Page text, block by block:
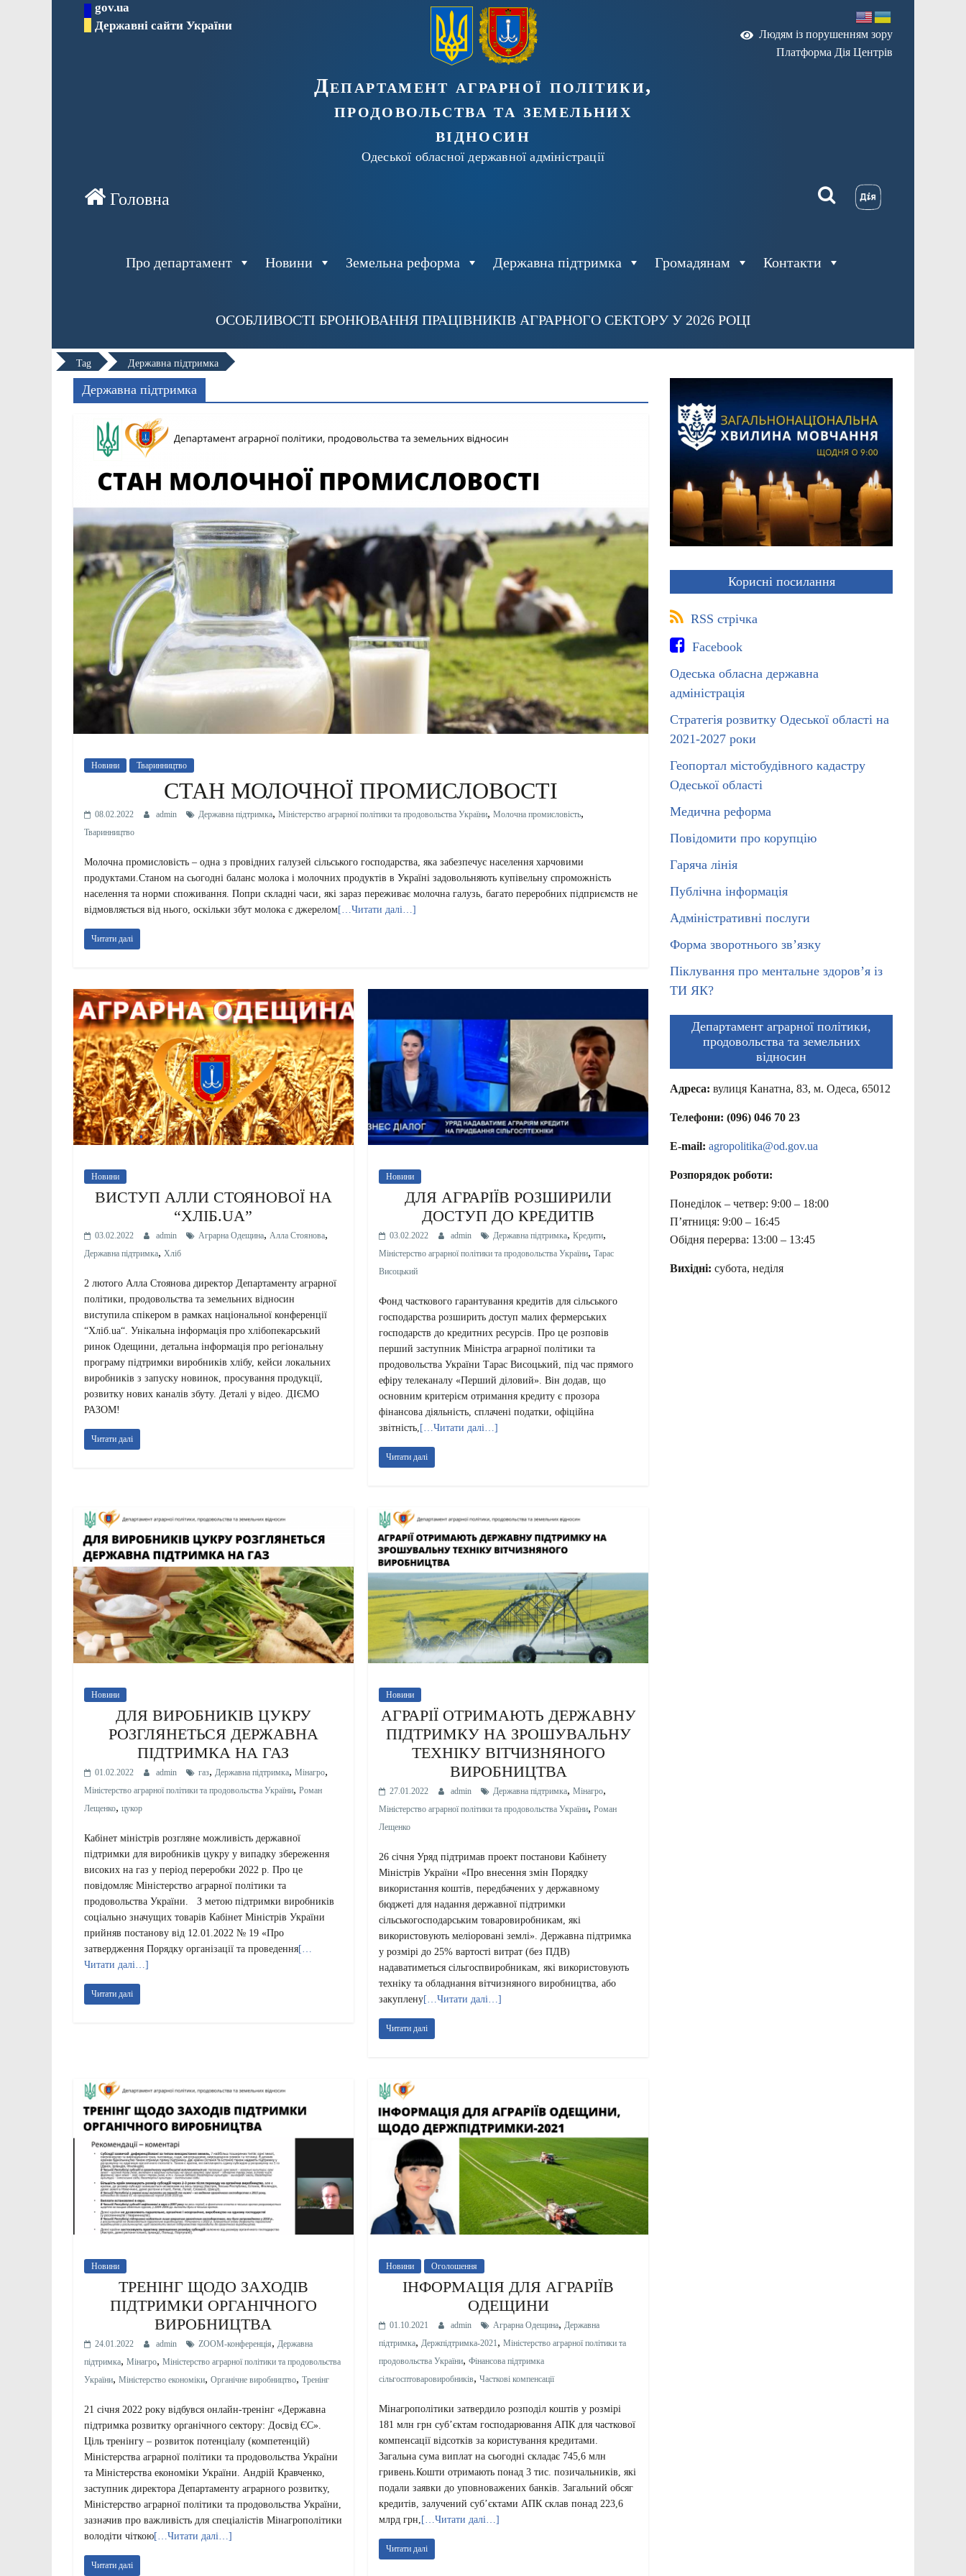
gov.ua
Державні сайти України
Департамент аграрної політики,
продовольства та земельних
відносин
Одеської обласної державної адміністрації
Людям із порушенням зору
Платформа Дія Центрів
Про департамент Новини Земельна реформа Державна підтримка Громадянам Контакти
ОСОБЛИВОСТІ БРОНЮВАННЯ ПРАЦІВНИКІВ АГРАРНОГО СЕКТОРУ У 2026 РОЦІ
Tag Державна підтримка
Державна підтримка
Новини Тваринництво
СТАН МОЛОЧНОЇ ПРОМИСЛОВОСТІ
08.02.2022 admin Державна підтримка, Міністерство аграрної політики та продовольства України, Молочна промисловість,
Тваринництво
Молочна промисловість – одна з провідних галузей сільського господарства, яка забезпечує населення харчовими
продуктами.Станом на сьогодні баланс молока і молочних продуктів в Україні задовольняють купівельну спроможність
населення та норми споживання. Попри складні часи, які зараз переживає молочна галузь, багато переробних підприємств не
відмовляється від нього, оскільки збут молока є джерелом[…Читати далі…]
Читати далі
Новини
ВИСТУП АЛЛИ СТОЯНОВОЇ НА
“ХЛІБ.UA”
03.02.2022 admin Аграрна Одещина, Алла Стоянова,
Державна підтримка, Хліб
2 лютого Алла Стоянова директор Департаменту аграрної
політики, продовольства та земельних відносин
виступила спікером в рамках національної конференції
“Хліб.ua“. Унікальна інформація про хлібопекарський
ринок Одещини, детальна інформація про регіональну
програму підтримки виробників хлібу, кейси локальних
виробників з запуску новинок, просування продукції,
розвитку нових каналів збуту. Деталі у відео. ДІЄМО
РАЗОМ!
Читати далі
Новини
ДЛЯ АГРАРІЇВ РОЗШИРИЛИ
ДОСТУП ДО КРЕДИТІВ
03.02.2022 admin Державна підтримка,Кредити,
Міністерство аграрної політики та продовольства України,Тарас
Висоцький
Фонд часткового гарантування кредитів для сільського
господарства розширить доступ малих фермерських
господарств до кредитних ресурсів. Про це розповів
перший заступник Міністра аграрної політики та
продовольства України Тарас Висоцький, під час прямого
ефіру телеканалу «Перший діловий». Він додав, що
основним критерієм отримання кредиту є прозора
фінансова діяльність, сплачені податки, офіційна
звітність, […Читати далі…]
Читати далі
Новини
ДЛЯ ВИРОБНИКІВ ЦУКРУ
РОЗГЛЯНЕТЬСЯ ДЕРЖАВНА
ПІДТРИМКА НА ГАЗ
01.02.2022 admin газ, Державна підтримка, Мінагро,
Міністерство аграрної політики та продовольства України, Роман
Лещенко, цукор
Кабінет міністрів розгляне можливість державної
підтримки для виробників цукру у випадку збереження
високих на газ у період переробки 2022 р. Про це
повідомляє Міністерство аграрної політики та
продовольства України. З метою підтримки виробників
соціально значущих товарів Кабінет Міністрів України
прийняв постанову від 12.01.2022 № 19 «Про
затвердження Порядку організації та проведення[…
Читати далі…]
Читати далі
Новини
АГРАРІЇ ОТРИМАЮТЬ ДЕРЖАВНУ
ПІДТРИМКУ НА ЗРОШУВАЛЬНУ
ТЕХНІКУ ВІТЧИЗНЯНОГО
ВИРОБНИЦТВА
27.01.2022 admin Державна підтримка,Мінагро,
Міністерство аграрної політики та продовольства України,Роман
Лещенко
26 січня Уряд підтримав проект постанови Кабінету
Міністрів України «Про внесення змін Порядку
використання коштів, передбачених у державному
бюджеті для надання державної підтримки
сільськогосподарським товаровиробникам, які
використовують меліоровані землі». Державна підтримка
у розмірі до 25% вартості витрат (без ПДВ)
надаватиметься сільгоспвиробникам, які використовують
техніку та обладнання вітчизняного виробництва, або
закуплену[…Читати далі…]
Читати далі
Новини
ТРЕНІНГ ЩОДО ЗАХОДІВ
ПІДТРИМКИ ОРГАНІЧНОГО
ВИРОБНИЦТВА
24.01.2022 admin ZOOM-конференція, Державна
підтримка, Мінагро, Міністерство аграрної політики та продовольства
України, Міністерство економіки, Органічне виробництво, Тренінг
21 січня 2022 року відбувся онлайн-тренінг «Державна
підтримка розвитку органічного сектору: Досвід ЄС».
Ціль тренінгу – розвиток потенціалу (компетенцій)
Міністерства аграрної політики та продовольства України
та Міністерства економіки України. Андрій Кравченко,
заступник директора Департаменту аграрного розвитку,
Міністерство аграрної політики та продовольства України,
зазначив про важливість для спеціалістів Мінагрополітики
володіти чіткою[…Читати далі…]
Читати далі
Новини Оголошення
ІНФОРМАЦІЯ ДЛЯ АГРАРІЇВ
ОДЕЩИНИ
01.10.2021 admin Аграрна Одещина, Державна
підтримка, Держпідтримка-2021 ,Міністерство аграрної політики та
продовольства України,Фінансова підтримка
сільгосптоваровиробників,Часткові компенсації
Мінагрополітики затвердило розподіл коштів у розмірі
181 млн грн суб’єктам господарювання АПК для часткової
компенсації відсотків за користування кредитами.
Загальна сума виплат на сьогодні складає 745,6 млн
гривень.Кошти отримають понад 3 тис. позичальників, які
подали заявки до уповноважених банків. Загальний обсяг
кредитів, залучений суб’єктами АПК склав понад 223,6
млрд грн, […Читати далі…]
Читати далі
Корисні посилання
RSS стрічка
Facebook
Одеська обласна державна
адміністрація
Стратегія розвитку Одеської області на
2021-2027 роки
Геопортал містобудівного кадастру
Одеської області
Медична реформа
Повідомити про корупцію
Гаряча лінія
Публічна інформація
Адміністративні послуги
Форма зворотнього зв’язку
Піклування про ментальне здоров’я із
ТИ ЯК?
Департамент аграрної політики,
продовольства та земельних
відносин
Адреса: вулиця Канатна, 83, м. Одеса, 65012
Телефони: (096) 046 70 23
E-mail: agropolitika@od.gov.ua
Розпорядок роботи:
Понеділок – четвер: 9:00 – 18:00
П’ятниця: 9:00 – 16:45
Обідня перерва: 13:00 – 13:45
Вихідні: субота, неділя